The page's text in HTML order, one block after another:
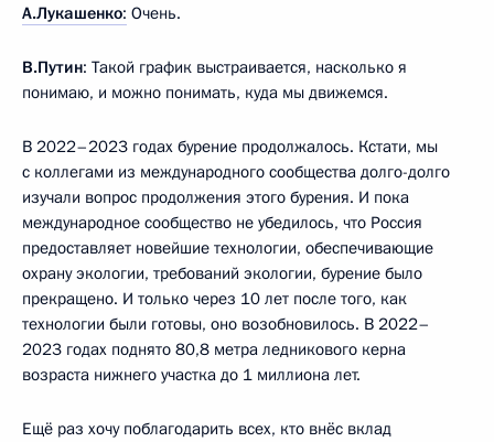
А.Лукашенко: Очень.
В.Путин: Такой график выстраивается, насколько я
понимаю, и можно понимать, куда мы движемся.
В 2022–2023 годах бурение продолжалось. Кстати, мы
с коллегами из международного сообщества долго-долго
изучали вопрос продолжения этого бурения. И пока
международное сообщество не убедилось, что Россия
предоставляет новейшие технологии, обеспечивающие
охрану экологии, требований экологии, бурение было
прекращено. И только через 10 лет после того, как
технологии были готовы, оно возобновилось. В 2022–
2023 годах поднято 80,8 метра ледникового керна
возраста нижнего участка до 1 миллиона лет.
Ещё раз хочу поблагодарить всех, кто внёс вклад